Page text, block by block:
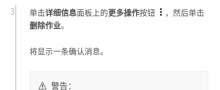
单击详细信息面板上的更多操作按钮
，然后单击
删除作业。
将显示一条确认消息。
警告：